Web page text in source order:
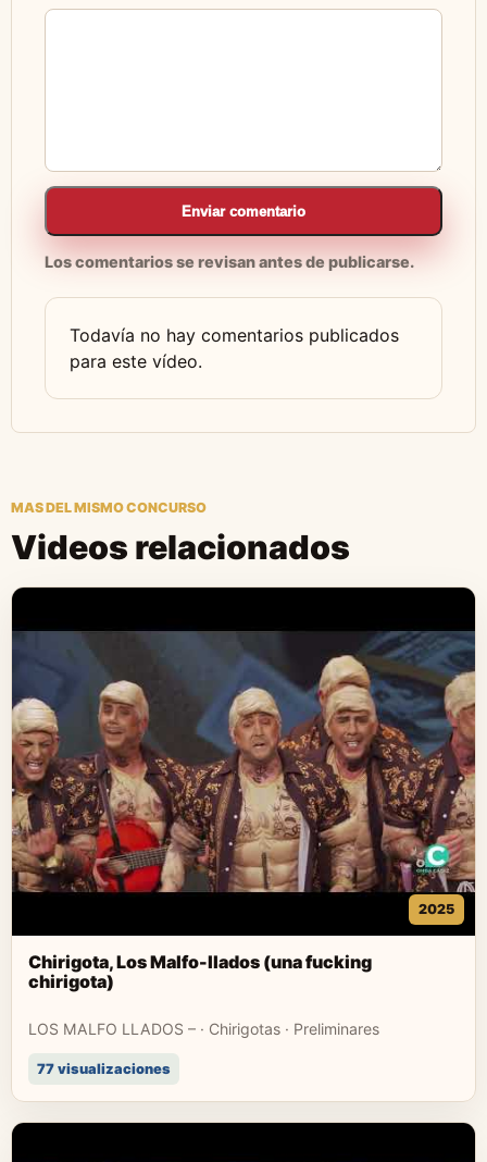
Enviar comentario
Los comentarios se revisan antes de publicarse.
Todavía no hay comentarios publicados
para este vídeo.
MAS DEL MISMO CONCURSO
Videos relacionados
2025
Chirigota, Los Malfo-llados (una fucking
chirigota)
LOS MALFO LLADOS – · Chirigotas · Preliminares
77 visualizaciones